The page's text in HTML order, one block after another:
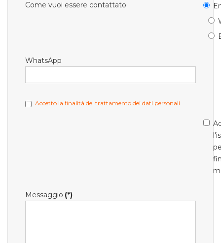
Come vuoi essere contattato
WhatsApp
Accetto la finalità del trattamento dei dati personali
Messaggio (*)